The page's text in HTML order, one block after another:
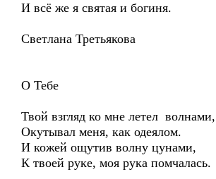
И всё же я святая и богиня.
Светлана Третьякова
О Тебе
Твой взгляд ко мне летел волнами,
Окутывал меня, как одеялом.
И кожей ощутив волну цунами,
К твоей руке, моя рука помчалась.